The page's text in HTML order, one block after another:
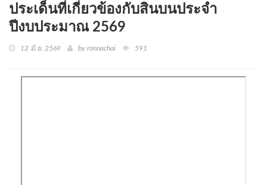
ประเด็นที่เกี่ยวข้องกับสินบนประจำ
ปีงบประมาณ 2569
12 มิ.ย. 2569 by ronnachai 591